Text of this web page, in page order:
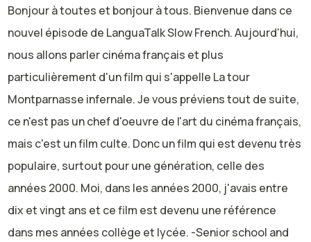
Bonjour à toutes et bonjour à tous. Bienvenue dans ce
nouvel épisode de LanguaTalk Slow French. Aujourd'hui,
nous allons parler cinéma français et plus
particulièrement d'un film qui s'appelle La tour
Montparnasse infernale. Je vous préviens tout de suite,
ce n'est pas un chef d'oeuvre de l'art du cinéma français,
mais c'est un film culte. Donc un film qui est devenu très
populaire, surtout pour une génération, celle des
années 2000. Moi, dans les années 2000, j'avais entre
dix et vingt ans et ce film est devenu une référence
dans mes années collège et lycée. -Senior school and